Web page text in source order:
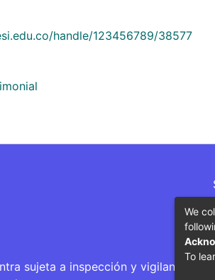
handle/123456789/38577
sujeta a inspección y vigilancia
We
To